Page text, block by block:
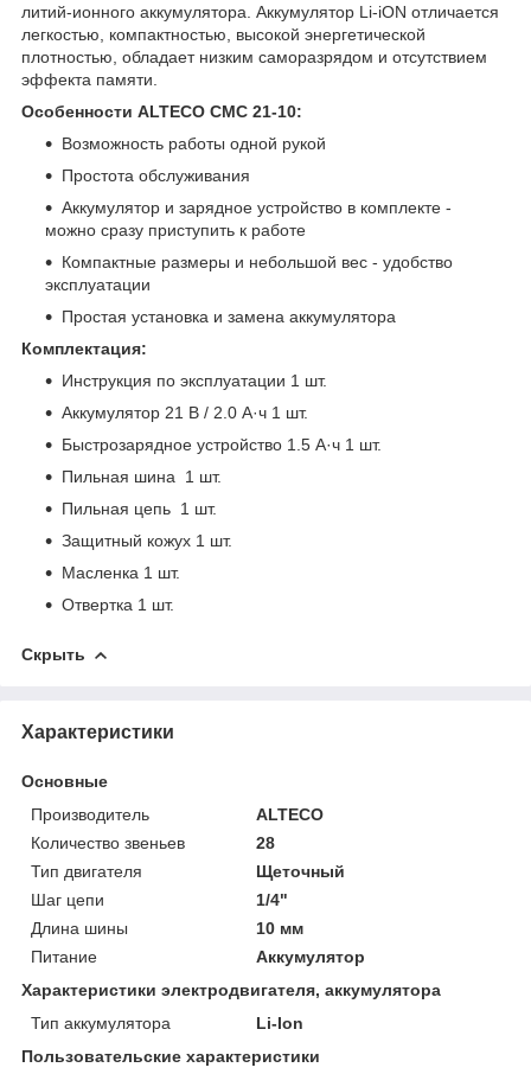
литий-ионного аккумулятора. Аккумулятор Li-iON отличается
легкостью, компактностью, высокой энергетической
плотностью, обладает низким саморазрядом и отсутствием
эффекта памяти.
Особенности ALTECO CMC 21-10:
Возможность работы одной рукой
Простота обслуживания
Аккумулятор и зарядное устройство в комплекте -
можно сразу приступить к работе
Компактные размеры и небольшой вес - удобство
эксплуатации
Простая установка и замена аккумулятора
Комплектация:
Инструкция по эксплуатации 1 шт.
Аккумулятор 21 В / 2.0 А·ч 1 шт.
Быстрозарядное устройство 1.5 А·ч 1 шт.
Пильная шина 1 шт.
Пильная цепь 1 шт.
Защитный кожух 1 шт.
Масленка 1 шт.
Отвертка 1 шт.
Скрыть
Характеристики
Основные
Производитель
ALTECO
Количество звеньев
28
Тип двигателя
Щеточный
Шаг цепи
1/4"
Длина шины
10 мм
Питание
Аккумулятор
Характеристики электродвигателя, аккумулятора
Тип аккумулятора
Li-Ion
Пользовательские характеристики